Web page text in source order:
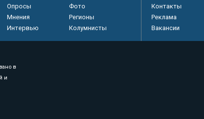
Опросы
Фото
Мнения
Регионы
Интервью Колумнисты
Контакты
Реклама
Вакансии
в
и